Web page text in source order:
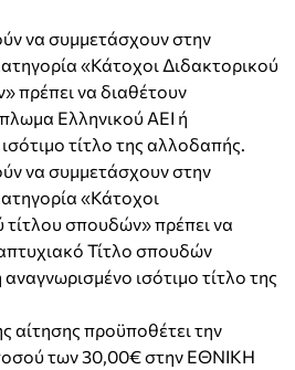
να συμμετάσχουν στην
«Κάτοχοι Διδακτορικού
πρέπει να διαθέτουν
Ελληνικού ΑΕΙ ή
τίτλο της αλλοδαπής.
να συμμετάσχουν στην
«Κάτοχοι
σπουδών» πρέπει να
Τίτλο σπουδών
ισότιμο τίτλο της
αίτησης προϋποθέτει την
των 30,00€ στην ΕΘΝΙΚΗ